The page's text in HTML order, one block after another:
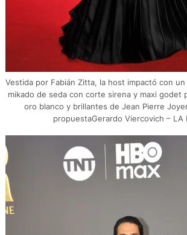
Vestida por Fabián Zitta, la host impactó con
mikado de seda con corte sirena y maxi godet
oro blanco y brillantes de Jean Pierre
propuestaGerardo Viercovich – LA